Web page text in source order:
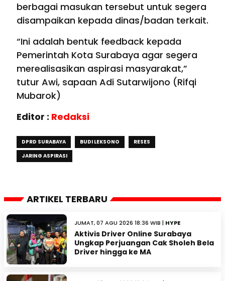
berbagai masukan tersebut untuk segera
disampaikan kepada dinas/badan terkait.
“Ini adalah bentuk feedback kepada
Pemerintah Kota Surabaya agar segera
merealisasikan aspirasi masyarakat,”
tutur Awi, sapaan Adi Sutarwijono (Rifqi
Mubarok)
Editor : Redaksi
DPRD SURABAYA BUDI LEKSONO
RESES
JARING ASPIRASI
ARTIKEL TERBARU
JUMAT, 07 AGU 2026 18:36 WIB | HYPE
Aktivis Driver Online Surabaya
Ungkap Perjuangan Cak Sholeh Bela
Driver hingga ke MA